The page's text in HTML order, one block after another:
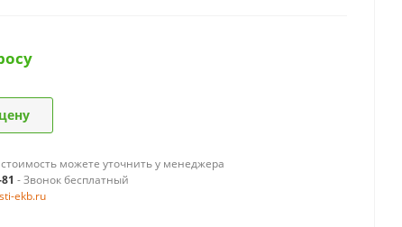
можете уточнить у менеджера
- Звонок бесплатный
ekb.ru